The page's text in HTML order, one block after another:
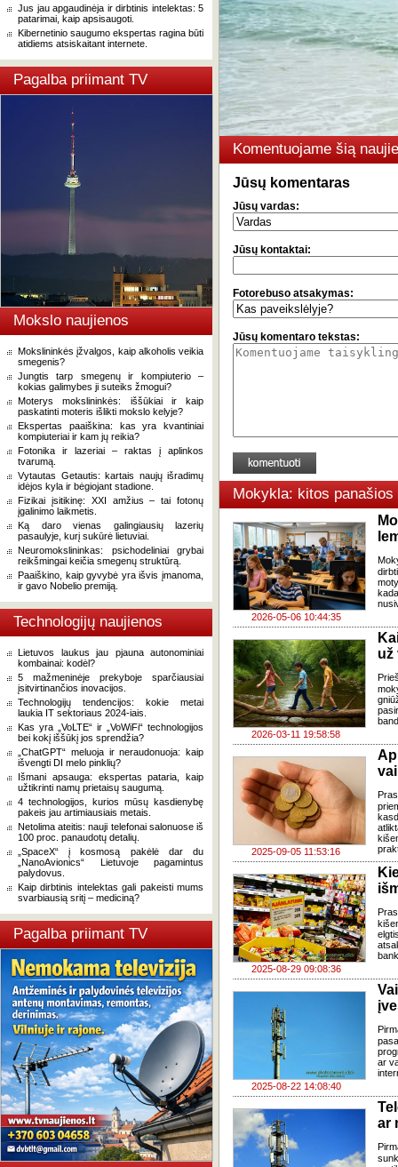
Jus jau apgaudinėja ir dirbtinis intelektas: 5
patarimai, kaip apsisaugoti.
Kibernetinio saugumo ekspertas ragina būti
atidiems atsiskaitant internete.
Pagalba priimant TV
Mokslo naujienos
Mokslininkės įžvalgos, kaip alkoholis veikia
smegenis?
Jungtis tarp smegenų ir kompiuterio –
kokias galimybes ji suteiks žmogui?
Moterys mokslininkės: iššūkiai ir kaip
paskatinti moteris išlikti mokslo kelyje?
Ekspertas paaiškina: kas yra kvantiniai
kompiuteriai ir kam jų reikia?
Fotonika ir lazeriai – raktas į aplinkos
tvarumą.
Vytautas Getautis: kartais naujų išradimų
idėjos kyla ir bėgiojant stadione.
Fizikai įsitikinę: XXI amžius – tai fotonų
įgalinimo laikmetis.
Ką daro vienas galingiausių lazerių
pasaulyje, kurį sukūrė lietuviai.
Neuromokslininkas: psichodeliniai grybai
reikšmingai keičia smegenų struktūrą.
Paaiškino, kaip gyvybė yra išvis įmanoma,
ir gavo Nobelio premiją.
Technologijų naujienos
Lietuvos laukus jau pjauna autonominiai
kombainai: kodėl?
5 mažmeninėje prekyboje sparčiausiai
įsitvirtinančios inovacijos.
Technologijų tendencijos: kokie metai
laukia IT sektoriaus 2024-iais.
Kas yra „VoLTE“ ir „VoWiFi“ technologijos
bei kokį iššūkį jos sprendžia?
„ChatGPT“ meluoja ir neraudonuoja: kaip
išvengti DI melo pinklių?
Išmani apsauga: ekspertas pataria, kaip
užtikrinti namų prietaisų saugumą.
4 technologijos, kurios mūsų kasdienybę
pakeis jau artimiausiais metais.
Netolima ateitis: nauji telefonai salonuose iš
100 proc. panaudotų detalių.
„SpaceX“ į kosmosą pakėlė dar du
„NanoAvionics“ Lietuvoje pagamintus
palydovus.
Kaip dirbtinis intelektas gali pakeisti mums
svarbiausią sritį – mediciną?
Pagalba priimant TV
Komentuojame šią
Jūsų komentaras
Jūsų vardas:
Jūsų kontaktai:
Fotorebuso atsakymas:
Jūsų komentaro tekstas:
Mokykla: kitos panašios
2026-05-06 10:44:35
2026-03-11 19:58:58
už
2025-09-05 11:53:16
2025-08-29 09:08:36
2025-08-22 14:08:40
ar
ar